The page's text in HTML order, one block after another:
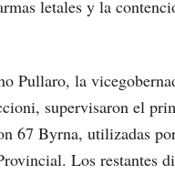
letales y la
Pullaro, la
supervisaron el
67 Byrna, utilizadas
Los restantes